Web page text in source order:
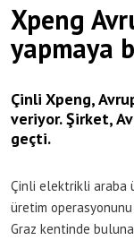
Xpeng
yapmaya
Çinli Xpeng,
veriyor. Şirket,
geçti.
Çinli elektrikli araba
üretim operasyonunu
Graz kentinde